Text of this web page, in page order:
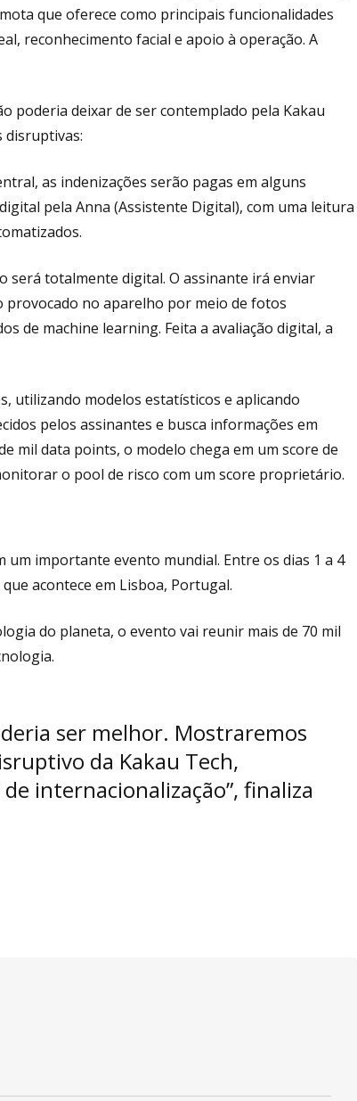
que oferece como principais funcionalidades
reconhecimento facial e apoio à operação. A
poderia deixar de ser contemplado pela Kakau
disruptivas:
as indenizações serão pagas em alguns
pela Anna (Assistente Digital), com uma leitura
será totalmente digital. O assinante irá enviar
provocado no aparelho por meio de fotos
de machine learning. Feita a avaliação digital, a
utilizando modelos estatísticos e aplicando
pelos assinantes e busca informações em
mil data points, o modelo chega em um score de
o pool de risco com um score proprietário.
um importante evento mundial. Entre os dias 1 a 4
que acontece em Lisboa, Portugal.
do planeta, o evento vai reunir mais de 70 mil
ser melhor. Mostraremos
da Kakau Tech,
internacionalização”, finaliza